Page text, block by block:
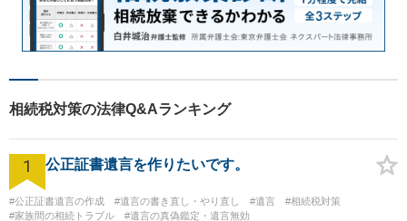
相続税対策の法律Q&Aランキング
1 公正証書遺言を作りたいです。
#公正証書遺言の作成 #遺言の書き直し・やり直し #遺言
#相続税対策
#家族間の相続トラブル
#遺言の真偽鑑定・遺言無効